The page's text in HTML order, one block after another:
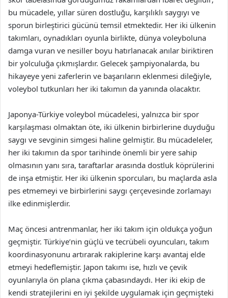
bu mücadele, yıllar süren dostluğu, karşılıklı saygıyı ve
sporun birleştirici gücünü temsil etmektedir. Her iki ülkenin
takımları, oynadıkları oyunla birlikte, dünya voleyboluna
damga vuran ve nesiller boyu hatırlanacak anılar biriktiren
bir yolculuğa çıkmışlardır. Gelecek şampiyonalarda, bu
hikayeye yeni zaferlerin ve başarıların eklenmesi dileğiyle,
voleybol tutkunları her iki takımın da yanında olacaktır.
Japonya-Türkiye voleybol mücadelesi, yalnızca bir spor
karşılaşması olmaktan öte, iki ülkenin birbirlerine duyduğu
saygı ve sevginin simgesi haline gelmiştir. Bu mücadeleler,
her iki takımın da spor tarihinde önemli bir yere sahip
olmasının yanı sıra, taraftarlar arasında dostluk köprülerini
de inşa etmiştir. Her iki ülkenin sporcuları, bu maçlarda asla
pes etmemeyi ve birbirlerini saygı çerçevesinde zorlamayı
ilke edinmişlerdir.
Maç öncesi antrenmanlar, her iki takım için oldukça yoğun
geçmiştir. Türkiye’nin güçlü ve tecrübeli oyuncuları, takım
koordinasyonunu artırarak rakiplerine karşı avantaj elde
etmeyi hedeflemiştir. Japon takımı ise, hızlı ve çevik
oyunlarıyla ön plana çıkma çabasındaydı. Her iki ekip de
kendi stratejilerini en iyi şekilde uygulamak için geçmişteki